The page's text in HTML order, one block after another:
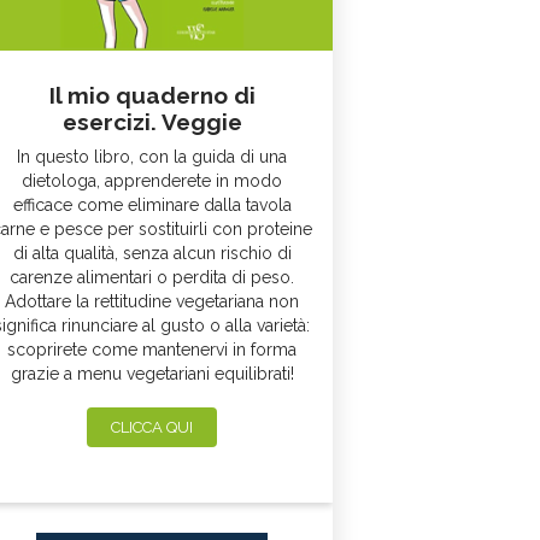
Il mio quaderno di
esercizi. Veggie
In questo libro, con la guida di una
dietologa, apprenderete in modo
efficace come eliminare dalla tavola
e pesce per sostituirli con proteine
di alta qualità, senza alcun rischio di
carenze alimentari o perdita di peso.
Adottare la rettitudine vegetariana non
rinunciare al gusto o alla varietà:
scoprirete come mantenervi in forma
grazie a menu vegetariani equilibrati!
CLICCA QUI